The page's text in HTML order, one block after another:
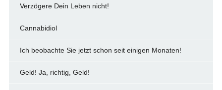
Verzögere Dein Leben nicht!
Cannabidiol
Ich beobachte Sie jetzt schon seit einigen Monaten!
Geld! Ja, richtig, Geld!